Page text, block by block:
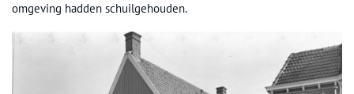
omgeving hadden schuilgehouden.